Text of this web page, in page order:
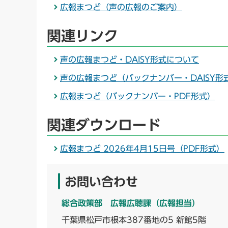
広報まつど（声の広報のご案内）
関連リンク
声の広報まつど・DAISY形式について
声の広報まつど（バックナンバー・DAISY形
広報まつど（バックナンバー・PDF形式）
関連ダウンロード
広報まつど 2026年4月15日号（PDF形式）
お問い合わせ
総合政策部 広報広聴課（広報担当）
千葉県松戸市根本387番地の5 新館5階